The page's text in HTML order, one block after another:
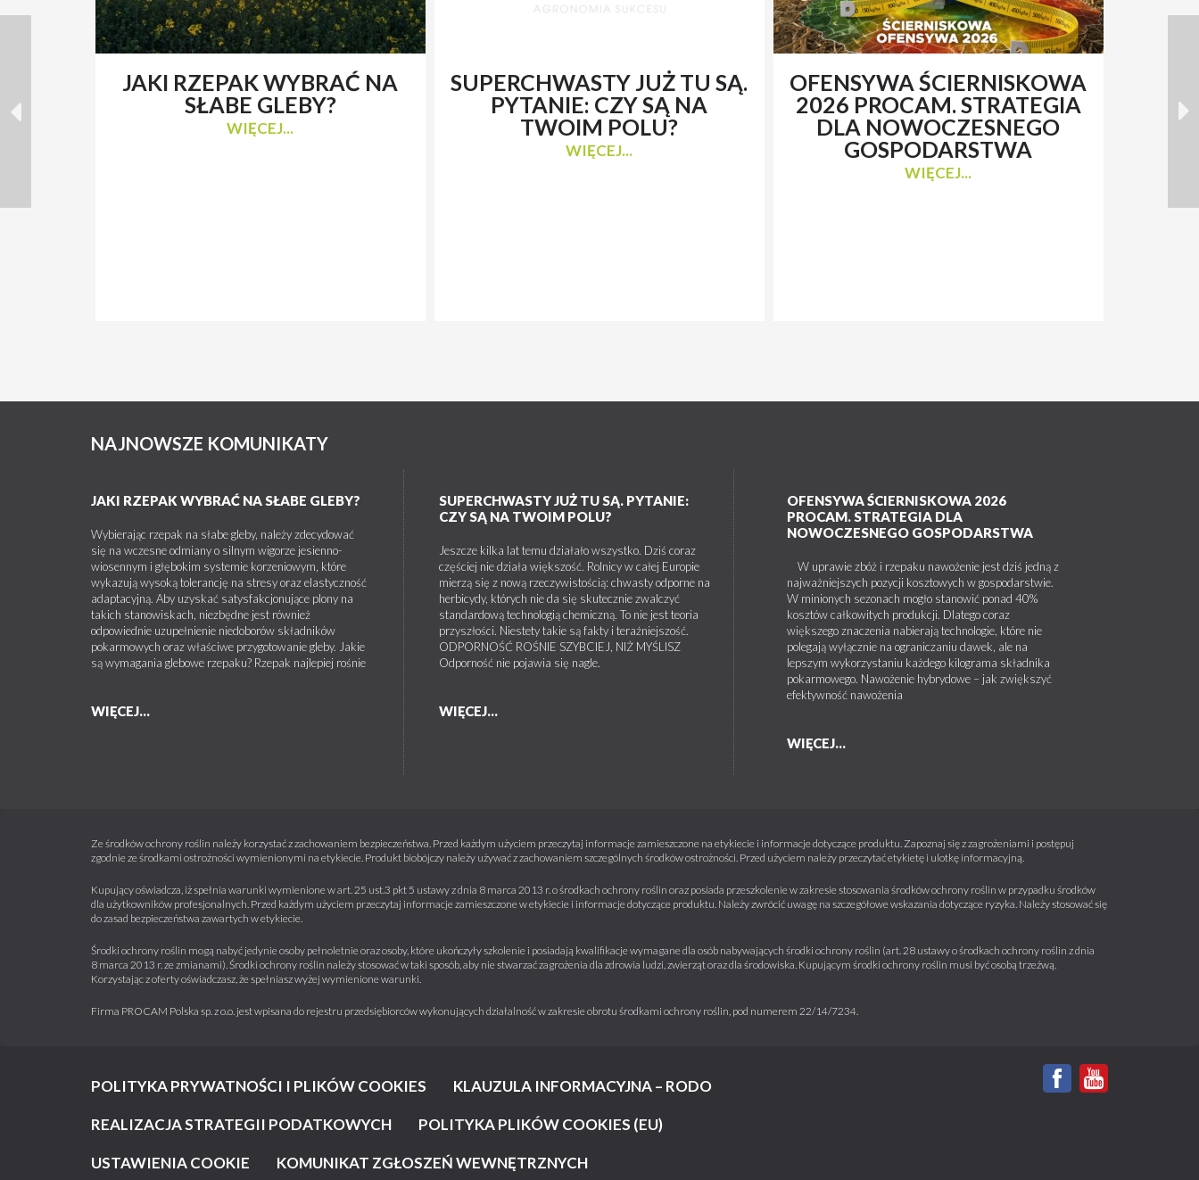
JAKI RZEPAK WYBRAĆ NA
SŁABE GLEBY?
WIĘCEJ...
SUPERCHWASTY JUŻ TU SĄ.
PYTANIE: CZY SĄ NA
TWOIM POLU?
WIĘCEJ...
OFENSYWA ŚCIERNISKOWA
2026 PROCAM. STRATEGIA
DLA NOWOCZESNEGO
GOSPODARSTWA
WIĘCEJ...
Z
NAJNOWSZE KOMUNIKATY
JAKI RZEPAK WYBRAĆ NA SŁABE GLEBY?
Wybierając rzepak na słabe gleby, należy zdecydować
się na wczesne odmiany o silnym wigorze jesienno-
wiosennym i głębokim systemie korzeniowym, które
wykazują wysoką tolerancję na stresy oraz elastyczność
adaptacyjną. Aby uzyskać satysfakcjonujące plony na
takich stanowiskach, niezbędne jest również
odpowiednie uzupełnienie niedoborów składników
pokarmowych oraz właściwe przygotowanie gleby. Jakie
są wymagania glebowe rzepaku? Rzepak najlepiej rośnie
WIĘCEJ...
SUPERCHWASTY JUŻ TU SĄ. PYTANIE:
CZY SĄ NA TWOIM POLU?
Jeszcze kilka lat temu działało wszystko. Dziś coraz
częściej nie działa większość. Rolnicy w całej Europie
mierzą się z nową rzeczywistością: chwasty odporne na
herbicydy, których nie da się skutecznie zwalczyć
standardową technologią chemiczną. To nie jest teoria
przyszłości. Niestety takie są fakty i teraźniejszość.
ODPORNOŚĆ ROŚNIE SZYBCIEJ, NIŻ MYŚLISZ
Odporność nie pojawia się nagle.
WIĘCEJ...
OFENSYWA ŚCIERNISKOWA 2026
PROCAM. STRATEGIA DLA
NOWOCZESNEGO GOSPODARSTWA
W uprawie zbóż i rzepaku nawożenie jest dziś jedną z
najważniejszych pozycji kosztowych w gospodarstwie.
W minionych sezonach mogło stanowić ponad 40%
kosztów całkowitych produkcji. Dlatego coraz
większego znaczenia nabierają technologie, które nie
polegają wyłącznie na ograniczaniu dawek, ale na
lepszym wykorzystaniu każdego kilograma składnika
pokarmowego. Nawożenie hybrydowe – jak zwiększyć
efektywność nawożenia
WIĘCEJ...
Ze środków ochrony roślin należy korzystać z zachowaniem bezpieczeństwa. Przed każdym użyciem przeczytaj informacje zamieszczone na etykiecie i informacje dotyczące produktu. Zapoznaj się z zagrożeniami i postępuj
zgodnie ze środkami ostrożności wymienionymi na etykiecie. Produkt biobójczy należy używać z zachowaniem szczególnych środków ostrożności. Przed użyciem należy przeczytać etykietę i ulotkę informacyjną.
Kupujący oświadcza, iż spełnia warunki wymienione w art. 25 ust.3 pkt 5 ustawy z dnia 8 marca 2013 r. o środkach ochrony roślin oraz posiada przeszkolenie w zakresie stosowania środków ochrony roślin w przypadku środków
dla użytkowników profesjonalnych. Przed każdym użyciem przeczytaj informacje zamieszczone w etykiecie i informacje dotyczące produktu. Należy zwrócić uwagę na szczegółowe wskazania dotyczące ryzyka. Należy stosować się
do zasad bezpieczeństwa zawartych w etykiecie.
Środki ochrony roślin mogą nabyć jedynie osoby pełnoletnie oraz osoby, które ukończyły szkolenie i posiadają kwalifikacje wymagane dla osób nabywających środki ochrony roślin (art. 28 ustawy o środkach ochrony roślin z dnia
8 marca 2013 r. ze zmianami). Środki ochrony roślin należy stosować w taki sposób, aby nie stwarzać zagrożenia dla zdrowia ludzi, zwierząt oraz dla środowiska. Kupującym środki ochrony roślin musi być osobą trzeźwą.
Korzystając z oferty oświadczasz, że spełniasz wyżej wymienione warunki.
Firma PROCAM Polska sp. z o.o. jest wpisana do rejestru przedsiębiorców wykonujących działalność w zakresie obrotu środkami ochrony roślin, pod numerem 22/14/7234.
POLITYKA PRYWATNOŚCI I PLIKÓW COOKIES KLAUZULA INFORMACYJNA – RODO
REALIZACJA STRATEGII PODATKOWYCH POLITYKA PLIKÓW COOKIES (EU)
USTAWIENIA COOKIE KOMUNIKAT ZGŁOSZEŃ WEWNĘTRZNYCH